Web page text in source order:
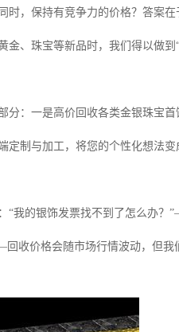
，保持有竞争力的价格？答案
金、珠宝等新品时，我们得以做
分：一是高价回收各类金银珠宝
制与加工，将您的个性化想法变
“我的银饰发票找不到了怎么办
收价格会随市场行情波动，但